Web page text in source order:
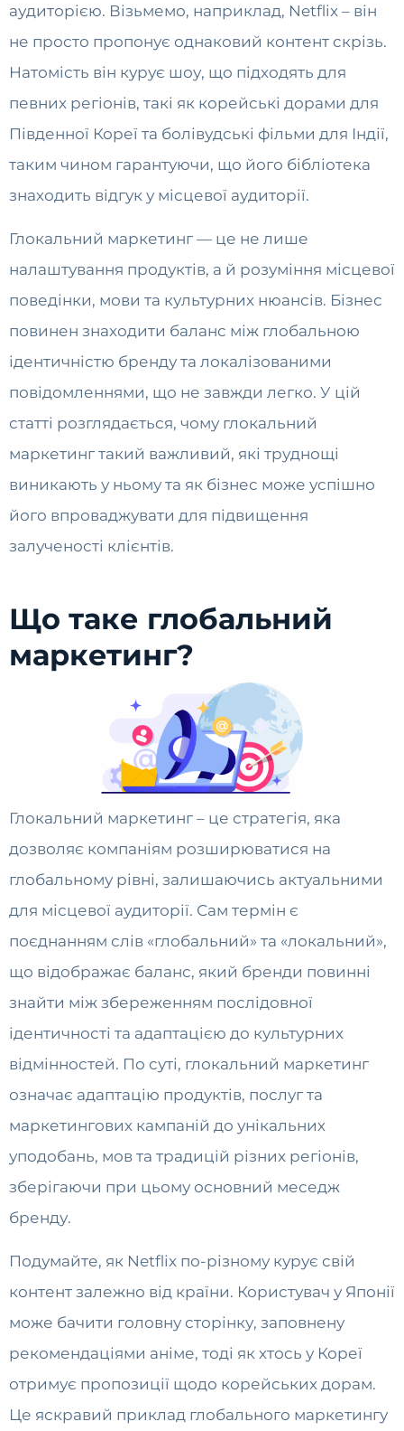
аудиторією. Візьмемо, наприклад, Netflix – він
не просто пропонує однаковий контент скрізь.
Натомість він курує шоу, що підходять для
певних регіонів, такі як корейські дорами для
Південної Кореї та болівудські фільми для Індії,
таким чином гарантуючи, що його бібліотека
знаходить відгук у місцевої аудиторії.
Глокальний маркетинг — це не лише
налаштування продуктів, а й розуміння місцевої
поведінки, мови та культурних нюансів. Бізнес
повинен знаходити баланс між глобальною
ідентичністю бренду та локалізованими
повідомленнями, що не завжди легко. У цій
статті розглядається, чому глокальний
маркетинг такий важливий, які труднощі
виникають у ньому та як бізнес може успішно
його впроваджувати для підвищення
залученості клієнтів.
Що таке глобальний
маркетинг?
Глокальний маркетинг – це стратегія, яка
дозволяє компаніям розширюватися на
глобальному рівні, залишаючись актуальними
для місцевої аудиторії. Сам термін є
поєднанням слів «глобальний» та «локальний»,
що відображає баланс, який бренди повинні
знайти між збереженням послідовної
ідентичності та адаптацією до культурних
відмінностей. По суті, глокальний маркетинг
означає адаптацію продуктів, послуг та
маркетингових кампаній до унікальних
уподобань, мов та традицій різних регіонів,
зберігаючи при цьому основний меседж
бренду.
Подумайте, як Netflix по-різному курує свій
контент залежно від країни. Користувач у Японії
може бачити головну сторінку, заповнену
рекомендаціями аніме, тоді як хтось у Кореї
отримує пропозиції щодо корейських дорам.
Це яскравий приклад глобального маркетингу